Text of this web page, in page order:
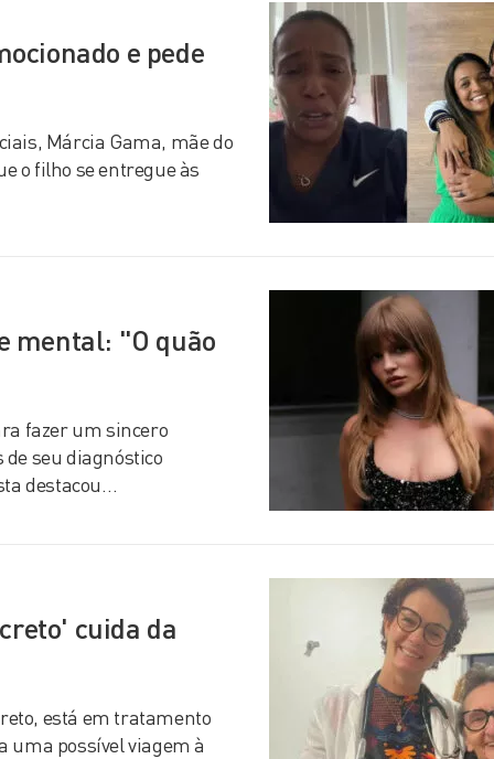
e pede
Márcia Gama, mãe do
o filho se entregue às
mental: "O quão
fazer um sincero
seu diagnóstico
destacou…
cuida da
está em tratamento
uma possível viagem à